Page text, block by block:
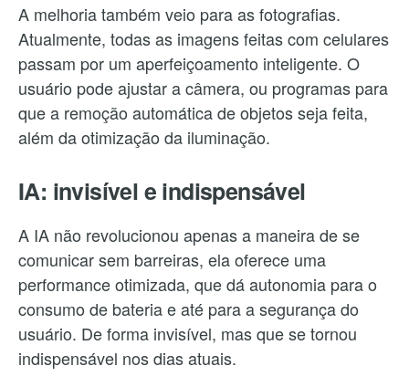
A melhoria também veio para as fotografias.
Atualmente, todas as imagens feitas com celulares
passam por um aperfeiçoamento inteligente. O
usuário pode ajustar a câmera, ou programas para
que a remoção automática de objetos seja feita,
além da otimização da iluminação.
IA: invisível e indispensável
A IA não revolucionou apenas a maneira de se
comunicar sem barreiras, ela oferece uma
performance otimizada, que dá autonomia para o
consumo de bateria e até para a segurança do
usuário. De forma invisível, mas que se tornou
indispensável nos dias atuais.